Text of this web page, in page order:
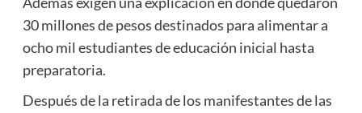
30 millones de pesos destinados para alimentar a
ocho mil estudiantes de educación inicial hasta
preparatoria.
Después de la retirada de los manifestantes de las